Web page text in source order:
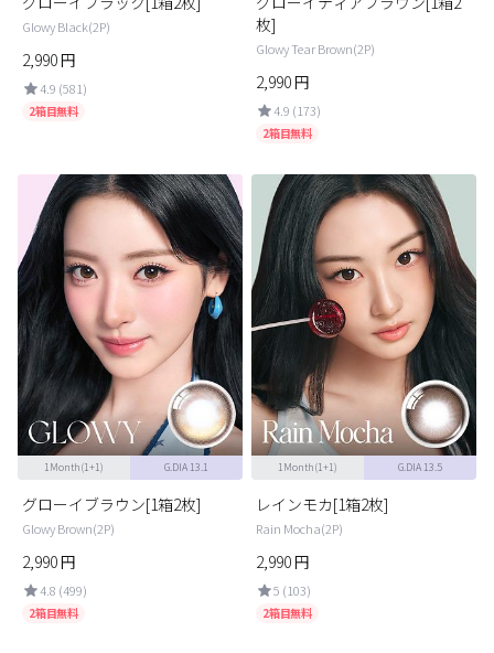
総合掲示板
ショッピングガイド
アプリダウンロード
INSTAGRAM LINE FACEBOOK
Glowy Black(2P)
2,990円
4.9 (581)
2箱目無料
枚]
Glowy Tear Brown(2P)
2,990円
4.9 (173)
2箱目無料
1Month(1+1) G.DIA 13.1
グローイブラウン[1箱2枚]
Glowy Brown(2P)
2,990円
4.8 (499)
2箱目無料
1Month(1+1) G.DIA 13.5
レインモカ[1箱2枚]
Rain Mocha(2P)
2,990円
5 (103)
2箱目無料